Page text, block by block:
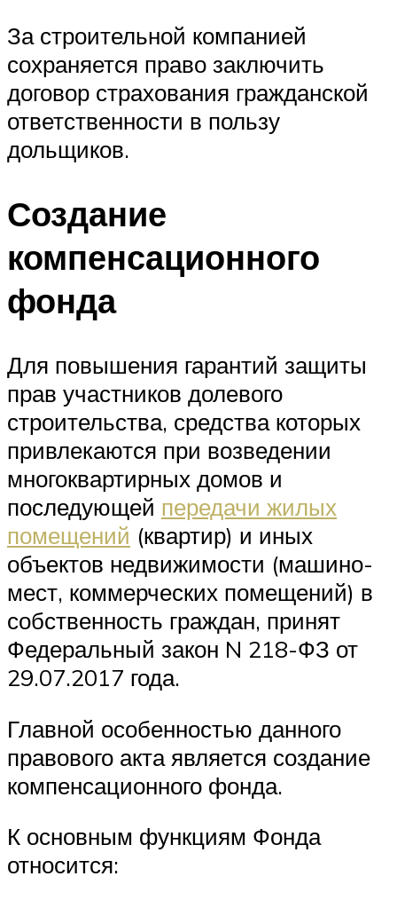
За строительной компанией
сохраняется право заключить
договор страхования гражданской
ответственности в пользу
дольщиков.
Создание
компенсационного
фонда
Для повышения гарантий защиты
прав участников долевого
строительства, средства которых
привлекаются при возведении
многоквартирных домов и
последующей передачи жилых
помещений (квартир) и иных
объектов недвижимости (машино-
мест, коммерческих помещений) в
собственность граждан, принят
Федеральный закон N 218-ФЗ от
29.07.2017 года.
Главной особенностью данного
правового акта является создание
компенсационного фонда.
К основным функциям Фонда
относится: